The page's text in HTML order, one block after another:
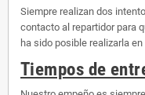
Siempre realizan dos
contacto al repartidor para
ha sido posible realizarla
Tiempos de